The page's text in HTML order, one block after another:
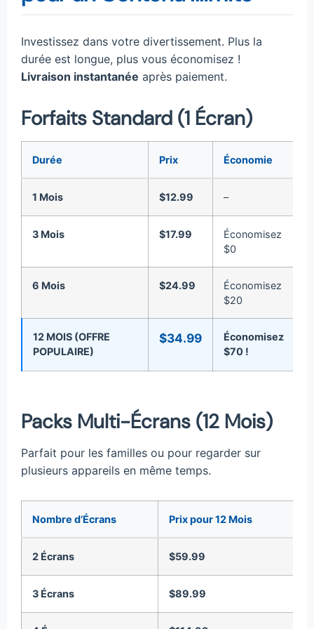
Investissez dans votre divertissement. Plus la
durée est longue, plus vous économisez !
Livraison instantanée après paiement.
Forfaits Standard (1 Écran)
Durée Prix Économie
1 Mois $12.99 –
3 Mois $17.99
Économisez
$0
6 Mois $24.99
Économisez
$20
12 MOIS (OFFRE
POPULAIRE)
$34.99
Économisez
$70 !
Packs Multi-Écrans (12 Mois)
Parfait pour les familles ou pour regarder sur
plusieurs appareils en même temps.
Nombre d’Écrans Prix pour 12 Mois
2 Écrans $59.99
3 Écrans $89.99